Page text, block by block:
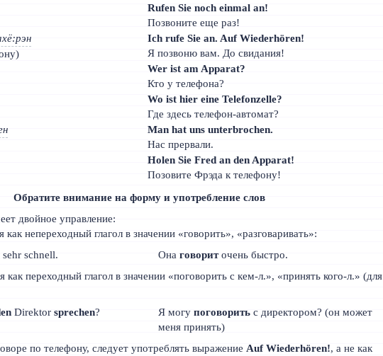
Rufen Sie noch einmal an!
Позвоните еще раз!
Ich rufe Sie an. Auf Wiederhören!
Я позвоню вам. До свидания!
Wer ist am Apparat?
Кто у телефона?
Wo ist hier eine Telefonzelle?
Где здесь телефон-автомат?
Man hat uns unterbrochen.
Нас прервали.
Holen Sie Fred an den Apparat!
Позовите Фрэда к телефону!
Обратите внимание на форму и употребление слов
двойное управление:
как непереходный глагол в значении «говорить», «разговаривать»:
sehr schnell. Она говориточень быстро.
как переходный глагол в значении «поговорить с кем-л.», «принять кого-л.» (для
Direktorsprechen? Я могу поговорить с директором? (он может
меня принять)
по телефону, следует употреблять выражение Auf Wiederhören!, а не как